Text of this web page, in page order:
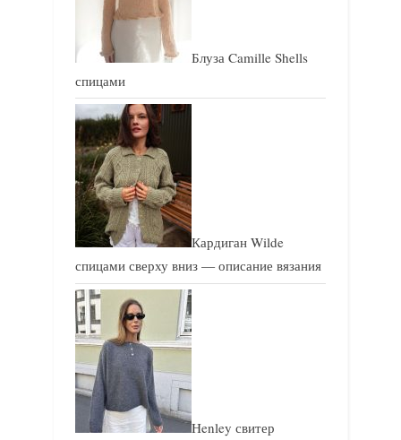
Блуза Camille Shells
спицами
Кардиган Wilde
спицами сверху вниз — описание вязания
Henley свитер